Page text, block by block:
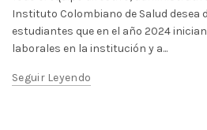
Instituto Colombiano de Salud desea
estudiantes que en el año 2024
laborales en la institución y a...
Seguir Leyendo